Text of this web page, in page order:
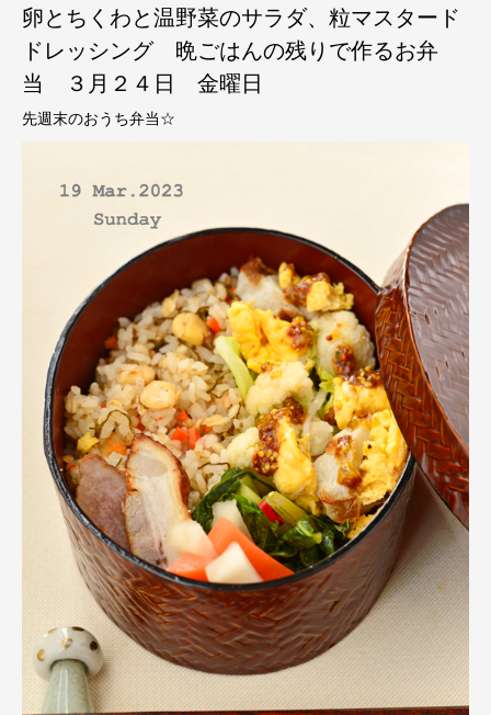
卵とちくわと温野菜のサラダ、粒マスタード
ドレッシング 晩ごはんの残りで作るお弁
当 ３月２４日 金曜日
先週末のおうち弁当☆